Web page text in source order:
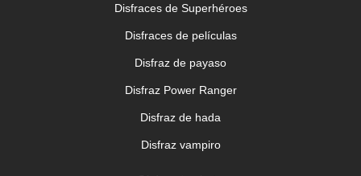
Disfraces de Superhéroes
Disfraces de películas
Disfraz de payaso
Disfraz Power Ranger
Disfraz de hada
Disfraz vampiro